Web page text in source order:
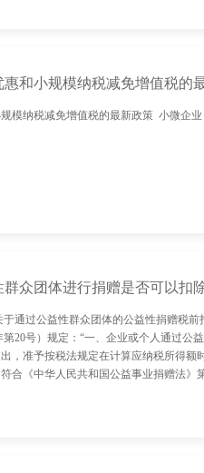
和小规模纳税减免增值税的
模纳税减免增值税的最新政策 小微企业
通过公益性群众团体的公益性捐赠税前
第20号）规定：“一、企业或个人通过公
，准予按税法规定在计算应纳税所得额
合《中华人民共和国公益事业捐赠法》
善法》第三条对慈善活动范围的规定。